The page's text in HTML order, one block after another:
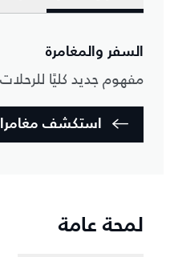
السفر والمغامرة
مفهوم جديد كليًا للرحلات
استكشف
لمحة عامة